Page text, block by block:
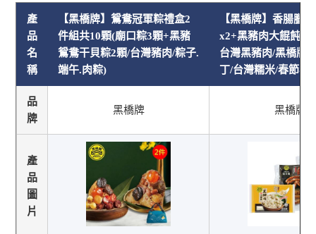
產
品
名
稱
【黑橋牌】鴛鴦冠軍粽禮盒2
件組共10顆(廟口粽3顆+黑豬
鴛鴦干貝粽2顆/台灣豬肉/粽子.
端午.肉粽)
【黑橋牌】香腸臘
x2+黑豬肉大餛飩
台灣黑豬肉/黑橋牌
丁/台灣糯米/春節年
品
牌
黑橋牌 黑橋牌
產
品
圖
片